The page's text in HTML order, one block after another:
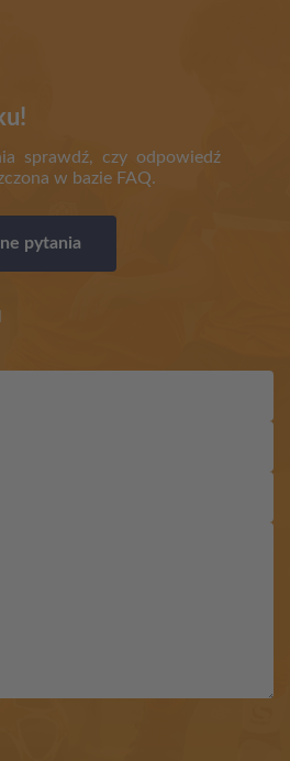
sprawdź, czy odpowiedź
w bazie FAQ.
pytania